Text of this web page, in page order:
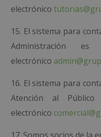
electrónico
15. El sistema para
Administración
electrónico
16. El sistema para
Atención al
electrónico